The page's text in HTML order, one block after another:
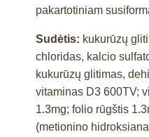
pakartotiniam
Sudėtis: kukurūzų
chloridas, kalcio
kukurūzų glitimas,
vitaminas D3 600TV;
1.3mg; folio rūgštis
(metionino